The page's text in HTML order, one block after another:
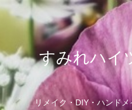
すみれハイ
リメイク・DIY・ハンド